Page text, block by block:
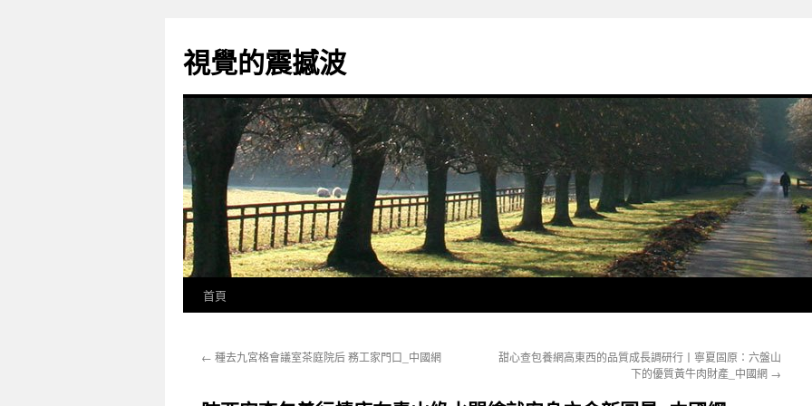
主
要
視覺的震撼波
首頁
← 種去九宮格會議室茶庭院后 務工家門口_中國網
甜心查包養網高東西的品質成長調研行丨寧夏固原：六盤山
下的優質黃牛肉財產_中國網 →